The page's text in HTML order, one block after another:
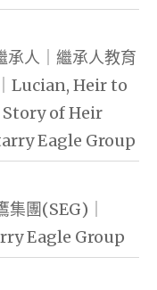
承人｜繼承人教育
Lucian, Heir to
Story of Heir
Eagle Group
團(SEG)｜
Eagle Group